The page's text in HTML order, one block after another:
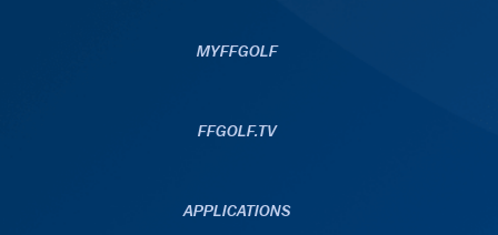
MYFFGOLF
FFGOLF.TV
APPLICATIONS